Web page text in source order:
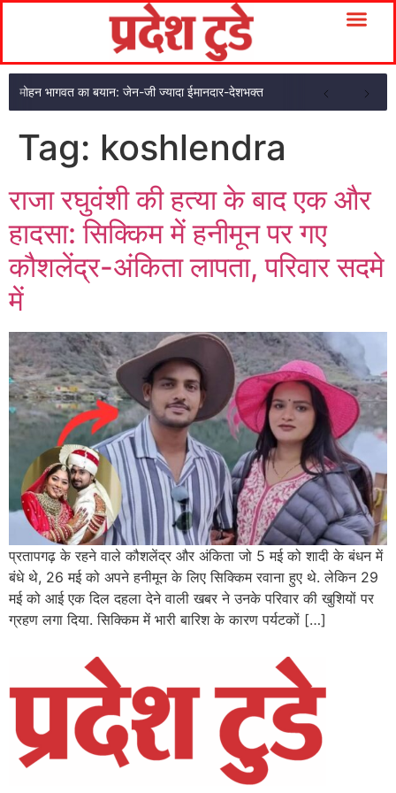
मोहन भागवत का बयान: जेन-जी ज्यादा ईमानदार-देशभक्त
Tag: koshlendra
राजा रघुवंशी की हत्या के बाद एक और
हादसा: सिक्किम में हनीमून पर गए
कौशलेंद्र-अंकिता लापता, परिवार सदमे
में
प्रतापगढ़ के रहने वाले कौशलेंद्र और अंकिता जो 5 मई को शादी के बंधन में
बंधे थे, 26 मई को अपने हनीमून के लिए सिक्किम रवाना हुए थे. लेकिन 29
मई को आई एक दिल दहला देने वाली खबर ने उनके परिवार की खुशियों पर
ग्रहण लगा दिया. सिक्किम में भारी बारिश के कारण पर्यटकों […]